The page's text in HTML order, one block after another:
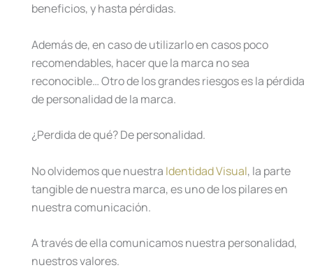
beneficios, y hasta pérdidas.
Además de, en caso de utilizarlo en casos poco
recomendables, hacer que la marca no sea
reconocible… Otro de los grandes riesgos es la pérdida
de personalidad de la marca.
¿Perdida de qué? De personalidad.
No olvidemos que nuestra Identidad Visual, la parte
tangible de nuestra marca, es uno de los pilares en
nuestra comunicación.
A través de ella comunicamos nuestra personalidad,
nuestros valores.